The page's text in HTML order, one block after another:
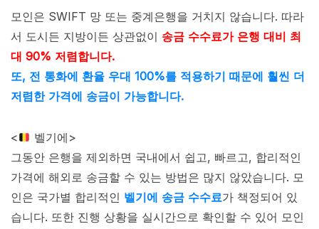
모인은 SWIFT 망 또는 중계은행을 거치지 않습니다. 따라
서 도시든 지방이든 상관없이 송금 수수료가 은행 대비 최
대 90% 저렴합니다.
또, 전 통화에 환율 우대 100%를 적용하기 때문에 훨씬 더
저렴한 가격에 송금이 가능합니다.
<
벨기에>
그동안 은행을 제외하면 국내에서 쉽고, 빠르고, 합리적인
가격에 해외로 송금할 수 있는 방법은 많지 않았습니다. 모
인은 국가별 합리적인 벨기에 송금 수수료가 책정되어 있
습니다. 또한 진행 상황을 실시간으로 확인할 수 있어 모인